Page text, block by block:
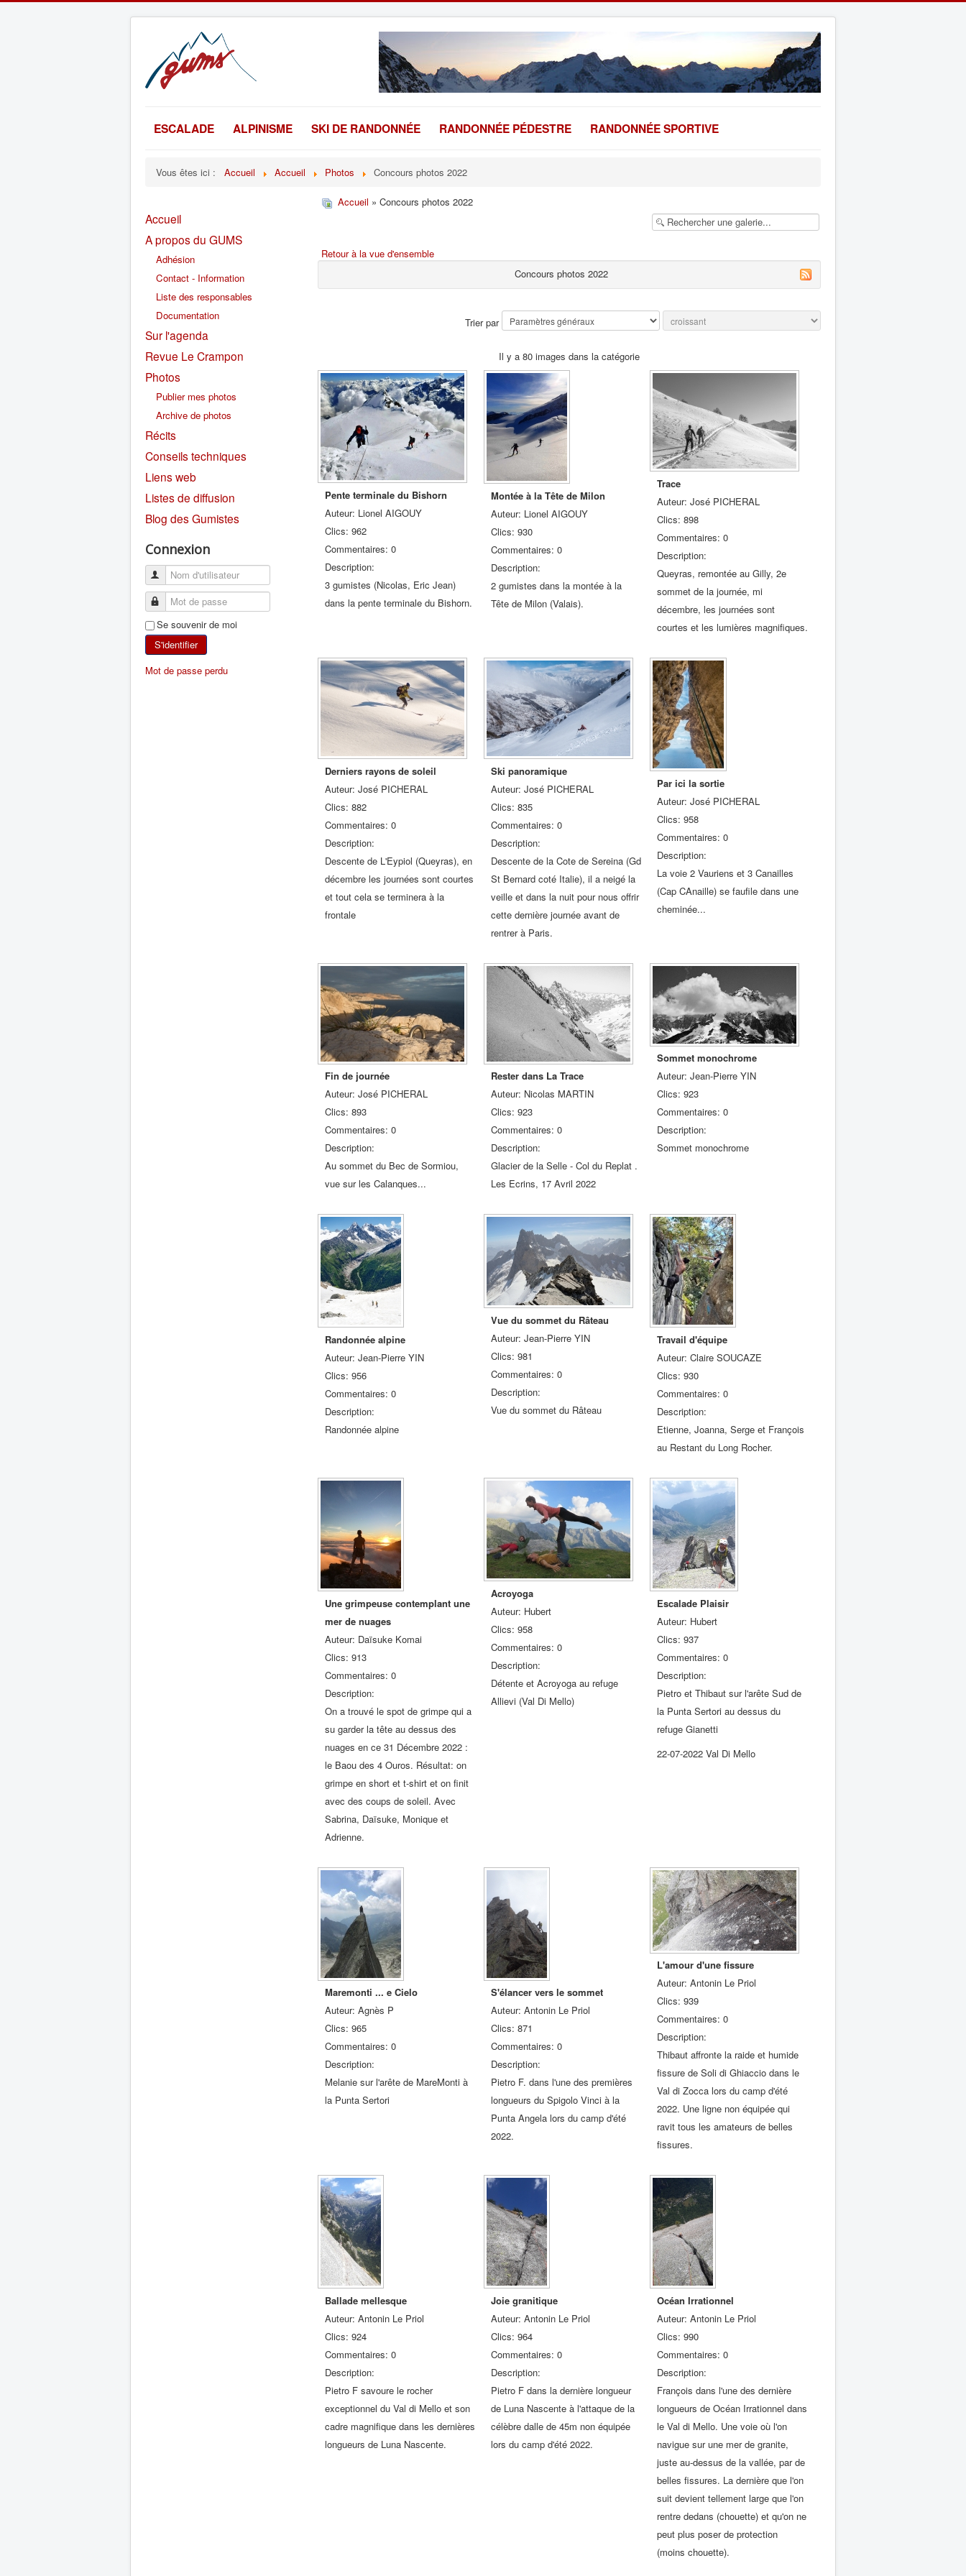
ESCALADE ALPINISME SKI DE RANDONNÉE RANDONNÉE PÉDESTRE RANDONNÉE SPORTIVE
Vous êtes ici : Accueil Accueil Photos Concours photos 2022
Accueil
A propos du GUMS
Adhésion
Contact - Information
Liste des responsables
Documentation
Sur l'agenda
Revue Le Crampon
Photos
Publier mes photos
Archive de photos
Récits
Conseils techniques
Liens web
Listes de diffusion
Blog des Gumistes
Connexion
Se souvenir de moi
S'identifier
Mot de passe perdu
Accueil » Concours photos 2022
Retour à la vue d'ensemble
Concours photos 2022
Trier par
Il y a 80 images dans la catégorie
Pente terminale du Bishorn
Auteur: Lionel AIGOUY
Clics: 962
Commentaires: 0
Description:
3 gumistes (Nicolas, Eric Jean)
dans la pente terminale du Bishorn.
Montée à la Tête de Milon
Auteur: Lionel AIGOUY
Clics: 930
Commentaires: 0
Description:
2 gumistes dans la montée à la
Tête de Milon (Valais).
Trace
Auteur: José PICHERAL
Clics: 898
Commentaires: 0
Description:
Queyras, remontée au Gilly, 2e
sommet de la journée, mi
décembre, les journées sont
courtes et les lumières magnifiques.
Derniers rayons de soleil
Auteur: José PICHERAL
Clics: 882
Commentaires: 0
Description:
Descente de L'Eypiol (Queyras), en
décembre les journées sont courtes
et tout cela se terminera à la
frontale
Ski panoramique
Auteur: José PICHERAL
Clics: 835
Commentaires: 0
Description:
Descente de la Cote de Sereina (Gd
St Bernard coté Italie), il a neigé la
veille et dans la nuit pour nous offrir
cette dernière journée avant de
rentrer à Paris.
Par ici la sortie
Auteur: José PICHERAL
Clics: 958
Commentaires: 0
Description:
La voie 2 Vauriens et 3 Canailles
(Cap CAnaille) se faufile dans une
cheminée...
Fin de journée
Auteur: José PICHERAL
Clics: 893
Commentaires: 0
Description:
Au sommet du Bec de Sormiou,
vue sur les Calanques...
Rester dans La Trace
Auteur: Nicolas MARTIN
Clics: 923
Commentaires: 0
Description:
Glacier de la Selle - Col du Replat .
Les Ecrins, 17 Avril 2022
Sommet monochrome
Auteur: Jean-Pierre YIN
Clics: 923
Commentaires: 0
Description:
Sommet monochrome
Randonnée alpine
Auteur: Jean-Pierre YIN
Clics: 956
Commentaires: 0
Description:
Randonnée alpine
Vue du sommet du Râteau
Auteur: Jean-Pierre YIN
Clics: 981
Commentaires: 0
Description:
Vue du sommet du Râteau
Travail d'équipe
Auteur: Claire SOUCAZE
Clics: 930
Commentaires: 0
Description:
Etienne, Joanna, Serge et François
au Restant du Long Rocher.
Une grimpeuse contemplant une
mer de nuages
Auteur: Daïsuke Komai
Clics: 913
Commentaires: 0
Description:
On a trouvé le spot de grimpe qui a
su garder la tête au dessus des
nuages en ce 31 Décembre 2022 :
le Baou des 4 Ouros. Résultat: on
grimpe en short et t-shirt et on finit
avec des coups de soleil. Avec
Sabrina, Daïsuke, Monique et
Adrienne.
Acroyoga
Auteur: Hubert
Clics: 958
Commentaires: 0
Description:
Détente et Acroyoga au refuge
Allievi (Val Di Mello)
Escalade Plaisir
Auteur: Hubert
Clics: 937
Commentaires: 0
Description:
Pietro et Thibaut sur l'arête Sud de
la Punta Sertori au dessus du
refuge Gianetti
22-07-2022 Val Di Mello
Maremonti ... e Cielo
Auteur: Agnès P
Clics: 965
Commentaires: 0
Description:
Melanie sur l'arête de MareMonti à
la Punta Sertori
S'élancer vers le sommet
Auteur: Antonin Le Priol
Clics: 871
Commentaires: 0
Description:
Pietro F. dans l'une des premières
longueurs du Spigolo Vinci à la
Punta Angela lors du camp d'été
2022.
L'amour d'une fissure
Auteur: Antonin Le Priol
Clics: 939
Commentaires: 0
Description:
Thibaut affronte la raide et humide
fissure de Soli di Ghiaccio dans le
Val di Zocca lors du camp d'été
2022. Une ligne non équipée qui
ravit tous les amateurs de belles
fissures.
Ballade mellesque
Auteur: Antonin Le Priol
Clics: 924
Commentaires: 0
Description:
Pietro F savoure le rocher
exceptionnel du Val di Mello et son
cadre magnifique dans les dernières
longueurs de Luna Nascente.
Joie granitique
Auteur: Antonin Le Priol
Clics: 964
Commentaires: 0
Description:
Pietro F dans la dernière longueur
de Luna Nascente à l'attaque de la
célèbre dalle de 45m non équipée
lors du camp d'été 2022.
Océan Irrationnel
Auteur: Antonin Le Priol
Clics: 990
Commentaires: 0
Description:
François dans l'une des dernière
longueurs de Océan Irrationnel dans
le Val di Mello. Une voie où l'on
navigue sur une mer de granite,
juste au-dessus de la vallée, par de
belles fissures. La dernière que l'on
suit devient tellement large que l'on
rentre dedans (chouette) et qu'on ne
peut plus poser de protection
(moins chouette).